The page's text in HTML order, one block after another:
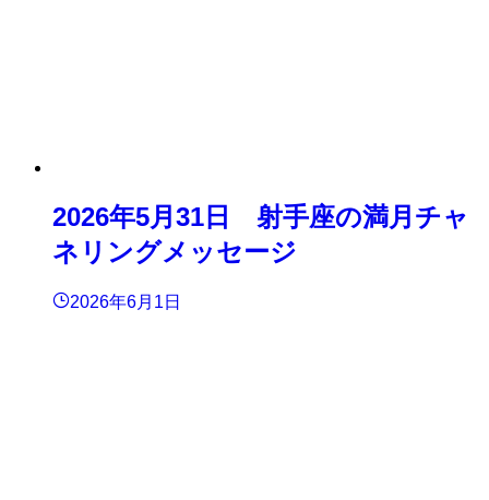
2026年5月31日 射手座の満月チャ
ネリングメッセージ
2026年6月1日